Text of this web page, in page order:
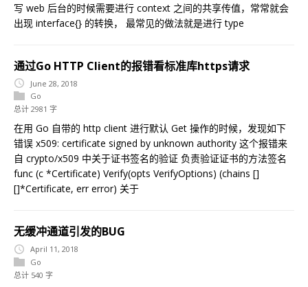
写 web 后台的时候需要进行 context 之间的共享传值，常常就会
出现 interface{} 的转换， 最常见的做法就是进行 type
通过Go HTTP Client的报错看标准库https请求
June 28, 2018
Go
总计 2981 字
在用 Go 自带的 http client 进行默认 Get 操作的时候，发现如下
错误 x509: certificate signed by unknown authority 这个报错来
自 crypto/x509 中关于证书签名的验证 负责验证证书的方法签名
func (c *Certificate) Verify(opts VerifyOptions) (chains []
[]*Certificate, err error) 关于
无缓冲通道引发的BUG
April 11, 2018
Go
总计 540 字